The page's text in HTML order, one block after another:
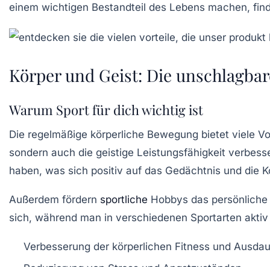
einem wichtigen Bestandteil des Lebens machen,
Körper und Geist: Die
Warum Sport für dich wichtig ist
Die regelmäßige körperliche Bewegung bietet viele
sondern auch die geistige Leistungsfähigkeit
haben, was sich positiv auf das Gedächtnis und die
Außerdem fördern sportliche Hobbys das
sich, während man in verschiedenen Sportarten
Verbesserung der körperlichen Fitness und